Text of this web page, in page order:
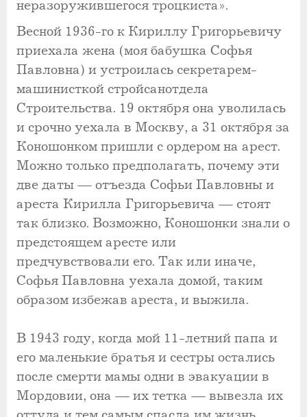
неразоружившегося троцкиста».
Весной 1936-го к Кириллу Григорьевичу
приехала жена (моя бабушка Софья
Павловна) и устроилась секретарем-
машинисткой стройсанотдела
Строительства. 19 октября она уволилась
и срочно уехала в Москву, а 31 октября за
Коношонком пришли с ордером на арест.
Можно только предполагать, почему эти
две даты — отъезда Софьи Павловны и
ареста Кирилла Григорьевича — стоят
так близко. Возможно, Коношонки знали о
предстоящем аресте или
предчувствовали его. Так или иначе,
Софья Павловна уехала домой, таким
образом избежав ареста, и выжила.
В 1943 году, когда мой 11-летний папа и
его маленькие братья и сестры остались
после смерти мамы одни в эвакуации в
Мордовии, она — их тетка — вывезла их